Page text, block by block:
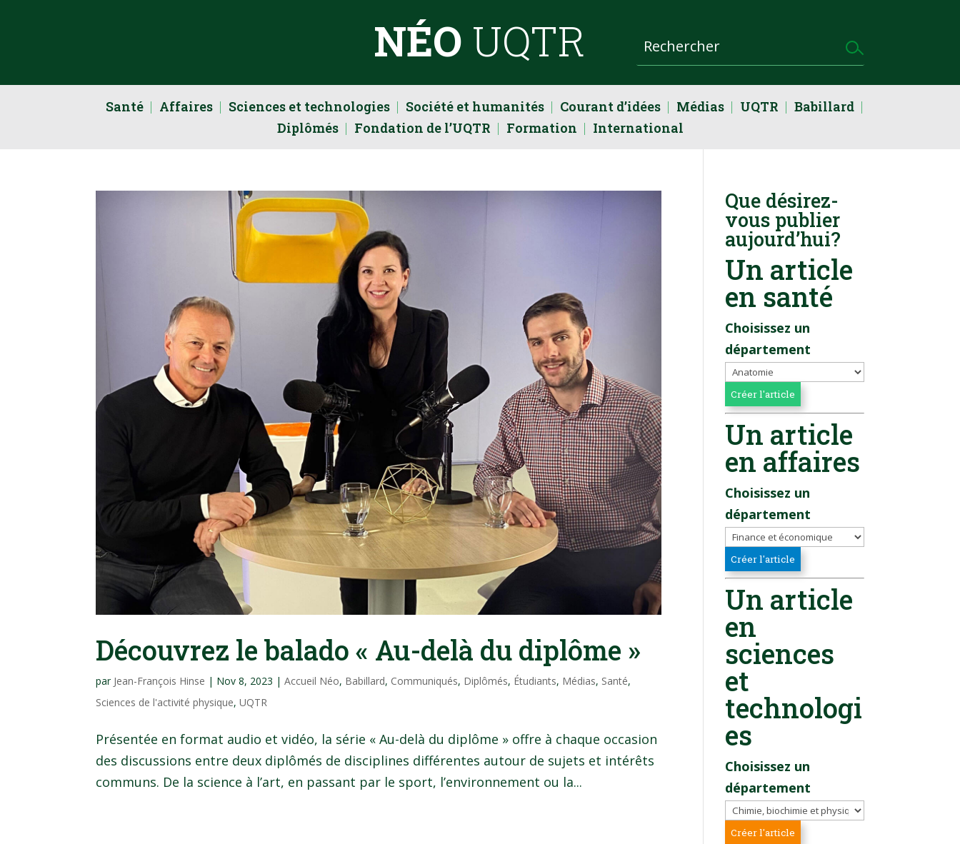
NÉO UQTR
Santé Affaires Sciences et technologies Société et humanités Courant d’idées Médias UQTR
Babillard
Diplômés
Fondation de l’UQTR Formation International
Découvrez le balado « Au-delà du diplôme »
par Jean-François Hinse | Nov 8, 2023 |Accueil Néo, Babillard, Communiqués, Diplômés, Étudiants, Médias, Santé,
Sciences de l'activité physique,UQTR
Présentée en format audio et vidéo, la série « Au-delà du diplôme » offre à chaque occasion
des discussions entre deux diplômés de disciplines différentes autour de sujets et intérêts
communs. De la science à l’art, en passant par le sport, l’environnement ou la...
Que désirez-
vous publier
aujourd’hui?
Un article
en santé
Choisissez un
département
Un article
en affaires
Choisissez un
département
Un article
en
sciences
et
technologi
es
Choisissez un
département